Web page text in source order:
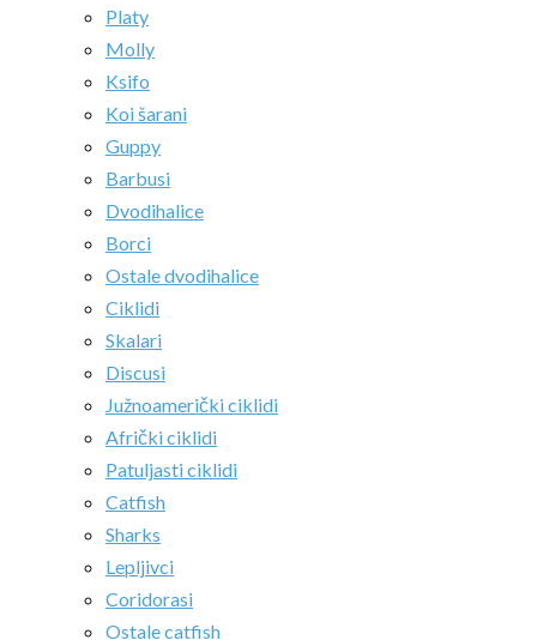
Platy
Molly
Ksifo
Koi šarani
Guppy
Barbusi
Dvodihalice
Borci
Ostale dvodihalice
Ciklidi
Skalari
Discusi
Južnoamerički ciklidi
Afrički ciklidi
Patuljasti ciklidi
Catfish
Sharks
Lepljivci
Coridorasi
Ostale catfish